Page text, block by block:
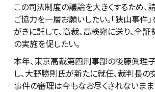
この司法制度の議論を大きくするため、
ご協力を一層お願いしたい。「狭山事件
がきに託して、高裁、高検宛に送り、全
の実施を促したい。
本年、東京高裁第四刑事部の後藤眞理
し、大野勝則氏が新たに就任、裁判長の
事件の審理は今もなお尽くされないまま